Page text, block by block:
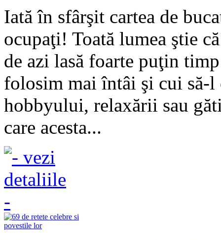
Iată în sfârşit cartea de
ocupaţi! Toată lumea ştie
de azi lasă foarte puţin
folosim mai întâi şi cui să-
hobbyului, relaxării sau
care acesta...